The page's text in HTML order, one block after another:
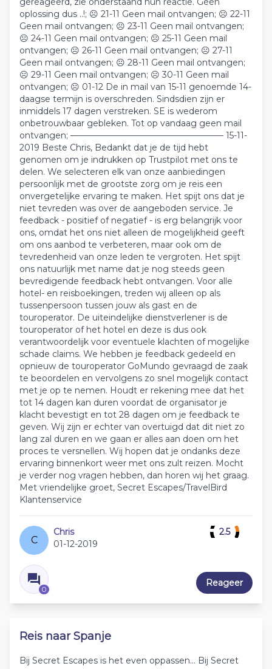
oplossing dus ..!; ☹️ 21-11 Geen mail ontvangen; ☹️ 22-11
Geen mail ontvangen; ☹️ 23-11 Geen mail ontvangen;
☹️ 24-11 Geen mail ontvangen; ☹️ 25-11 Geen mail
ontvangen; ☹️ 26-11 Geen mail ontvangen; ☹️ 27-11
Geen mail ontvangen; ☹️ 28-11 Geen mail ontvangen;
☹️ 29-11 Geen mail ontvangen; ☹️ 30-11 Geen mail
ontvangen; ☹️ 01-12 De in mail van 15-11 genoemde 14-
daagse termijn is overschreden. Sindsdien zijn er
inmiddels 17 dagen verstreken. SE is wederom
onbetrouwbaar gebleken. Tot op vandaag geen mail
ontvangen; —————————————————— 15-11-
2019 Beste Chris, Bedankt dat je de tijd hebt
genomen om je indrukken op Trustpilot met ons te
delen. We selecteren elk van onze aanbiedingen
persoonlijk met de grootste zorg om je reis een
onvergetelijke ervaring te maken. Het spijt ons dat je
niet tevreden was over de aangeboden service. Je
feedback - positief of negatief - is erg belangrijk voor
ons, omdat het ons niet alleen de mogelijkheid geeft
om ons aanbod te verbeteren, maar ook om de
tevredenheid van onze leden te vergroten. Het spijt
ons natuurlijk met name dat je nog steeds geen
bevredigende feedback hebt ontvangen. Voor alle
hotel- en reisboekingen, treden wij alleen op als
tussenpersoon tussen jouw als gast en de
touroperator. De uiteindelijke dienstverlener is de
touroperator of het hotel en deze is dus ook
verantwoordelijk voor eventuele klachten of mogelijke
schade claims. We hebben je feedback gedeeld en
opnieuw de touroperator GoMundo gevraagd de zaak
te beoordelen en vervolgens zo snel mogelijk contact
met je op te nemen. Houdt er rekening mee dat het
tot 14 dagen kan duren voordat de organisator je
klacht bevestigt en tot 28 dagen om je feedback te
geven. Wij zijn er echter van overtuigd dat dit niet zo
lang zal duren en we gaan er alles aan doen om het
proces te versnellen. Wij hopen dat je ondanks deze
ervaring binnenkort weer met ons zult reizen. Mocht
je verder nog vragen hebben, dan horen wij het graag.
Met vriendelijke groet, Secret Escapes/TravelBird
Klantenservice
C
Chris
01-12-2019
0
2.5
Reageer
Reis naar Spanje
Bij Secret Escapes is het even oppassen… Bij Secret